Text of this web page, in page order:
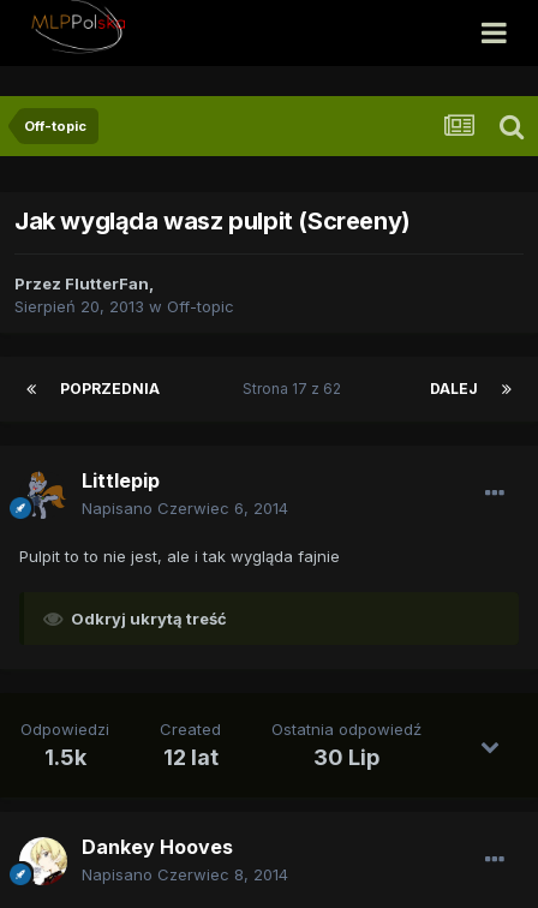
Off-topic
Jak wygląda wasz pulpit (Screeny)
Przez FlutterFan,
Sierpień 20, 2013 w Off-topic
POPRZEDNIA DALEJ
Strona 17 z 62
Littlepip
Napisano Czerwiec 6, 2014
Pulpit to to nie jest, ale i tak wygląda fajnie
Odkryj ukrytą treść
Odpowiedzi
1.5k
Created
12 lat
Ostatnia odpowiedź
30 Lip
Dankey Hooves
Napisano Czerwiec 8, 2014